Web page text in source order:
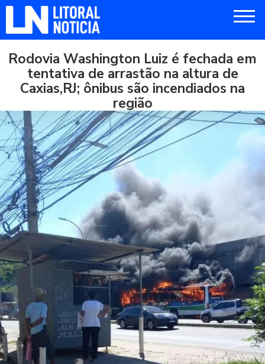
Rodovia Washington Luiz é fechada em
tentativa de arrastão na altura de
Caxias,RJ; ônibus são incendiados na
região